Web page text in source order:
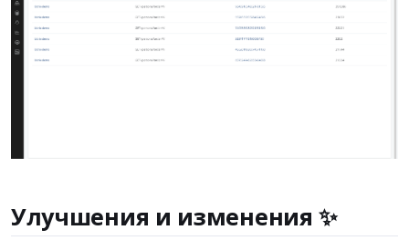
Улучшения и изменения ✨